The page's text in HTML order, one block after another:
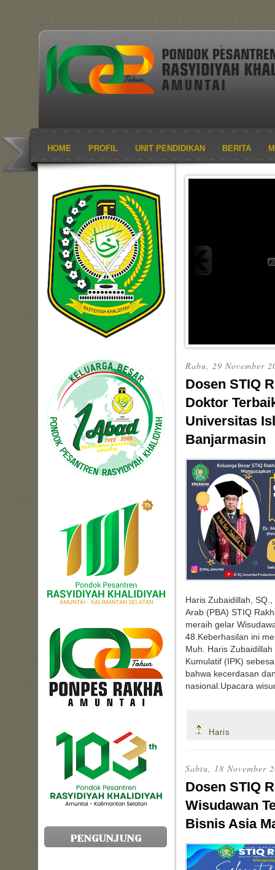
HOME PROFIL UNIT PENDIDIKAN BERITA
PENGUNJUNG
Rabu, 29 November
Dosen STIQ
Doktor
Universitas
Banjarmasin
Haris Zubaidillah,
Arab (PBA) STIQ
meraih gelar
48.Keberhasilan ini
Muh. Haris
Kumulatif (IPK)
bahwa kecerdasan
nasional.Upacara
Haris
Sabtu, 18 November
Dosen STIQ
Wisudawan
Bisnis Asia